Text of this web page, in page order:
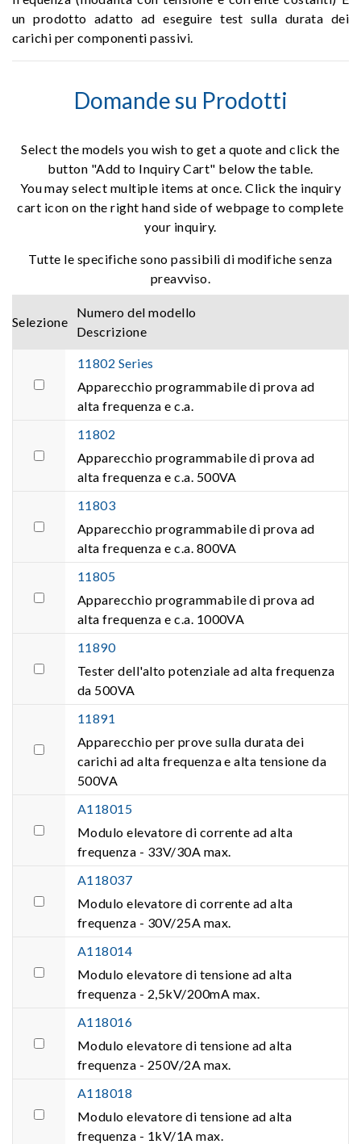
un prodotto adatto ad eseguire test sulla durata dei
carichi per componenti passivi.
Domande su Prodotti
Select the models you wish to get a quote and click the
button "Add to Inquiry Cart" below the table.
You may select multiple items at once. Click the inquiry
cart icon on the right hand side of webpage to complete
your inquiry.
Tutte le specifiche sono passibili di modifiche senza
preavviso.
Selezione
Numero del modello
Descrizione
11802 Series
Apparecchio programmabile di prova ad
alta frequenza e c.a.
11802
Apparecchio programmabile di prova ad
alta frequenza e c.a. 500VA
11803
Apparecchio programmabile di prova ad
alta frequenza e c.a. 800VA
11805
Apparecchio programmabile di prova ad
alta frequenza e c.a. 1000VA
11890
Tester dell'alto potenziale ad alta frequenza
da 500VA
11891
Apparecchio per prove sulla durata dei
carichi ad alta frequenza e alta tensione da
500VA
A118015
Modulo elevatore di corrente ad alta
frequenza - 33V/30A max.
A118037
Modulo elevatore di corrente ad alta
frequenza - 30V/25A max.
A118014
Modulo elevatore di tensione ad alta
frequenza - 2,5kV/200mA max.
A118016
Modulo elevatore di tensione ad alta
frequenza - 250V/2A max.
A118018
Modulo elevatore di tensione ad alta
frequenza - 1kV/1A max.